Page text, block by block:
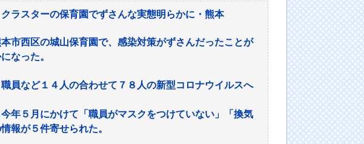
ラスターの保育園でずさんな実態明らかに・熊本
市西区の城山保育園で、感染対策がずさんだったことが
なった。
員など１４人の合わせて７８人の新型コロナウイルスへ
年５月にかけて「職員がマスクをつけていない」「換気
報が５件寄せられた。